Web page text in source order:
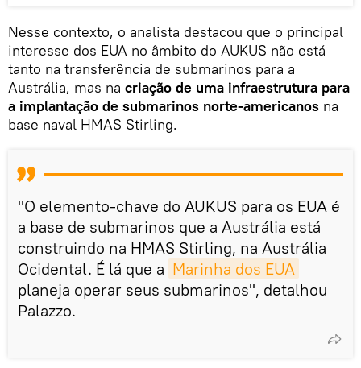
Nesse contexto, o analista destacou que o principal
interesse dos EUA no âmbito do AUKUS não está
tanto na transferência de submarinos para a
Austrália, mas na criação de uma infraestrutura para
a implantação de submarinos norte-americanos na
base naval HMAS Stirling.
"O elemento-chave do AUKUS para os EUA é
a base de submarinos que a Austrália está
construindo na HMAS Stirling, na Austrália
Ocidental. É lá que a Marinha dos EUA
planeja operar seus submarinos", detalhou
Palazzo.